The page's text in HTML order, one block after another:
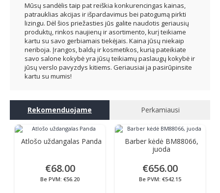
Mūsų sandėlis taip pat reiškia konkurencingas kainas,
patrauklias akcijas ir išpardavimus bei patogumą pirkti
lizingu. Dėl šios priežasties jūs galite naudotis geriausių
produktų, rinkos naujienų ir asortimento, kurį teikiame
kartu su savo gerbiamais tiekėjais. Kaina jūsų niekaip
neriboja. Įrangos, baldų ir kosmetikos, kurią pateikiate
savo salone kokybė yra jūsų teikiamų paslaugų kokybė ir
jūsų verslo pavyzdys kitiems. Geriausiai ja pasirūpinsite
kartu su mumis!
Rekomenduojame Perkamiausi
Atlošo uždangalas Panda
€68.00
Be PVM: €56.20
Barber kėdė BM88066,
juoda
€656.00
Be PVM: €542.15